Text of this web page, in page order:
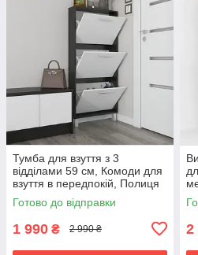
Тумба для взуття з 3
відділами 59 см, Комоди для
взуття в передпокій, Полиця
для взуття збоку в коридор
Готово до відправки
1 990 ₴ 2 990 ₴
7
2